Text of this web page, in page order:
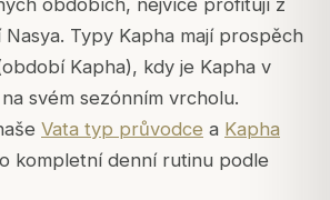
Typy Kapha mají prospěch
Kapha), kdy je Kapha v
svém sezónním vrcholu.
Vata typ průvodce a Kapha
kompletní denní rutinu podle